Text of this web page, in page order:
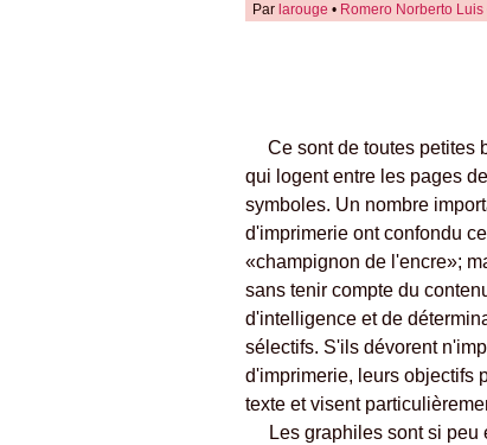
Par larouge • Romero Norberto Luis
Ce sont de toutes petites
qui logent entre les pages
symboles. Un nombre
d'imprimerie ont confondu
«champignon de l'encre»;
sans tenir compte du
d'intelligence et de
sélectifs. S'ils dévorent
d'imprimerie, leurs objectifs
texte et visent particulière
Les graphiles sont si